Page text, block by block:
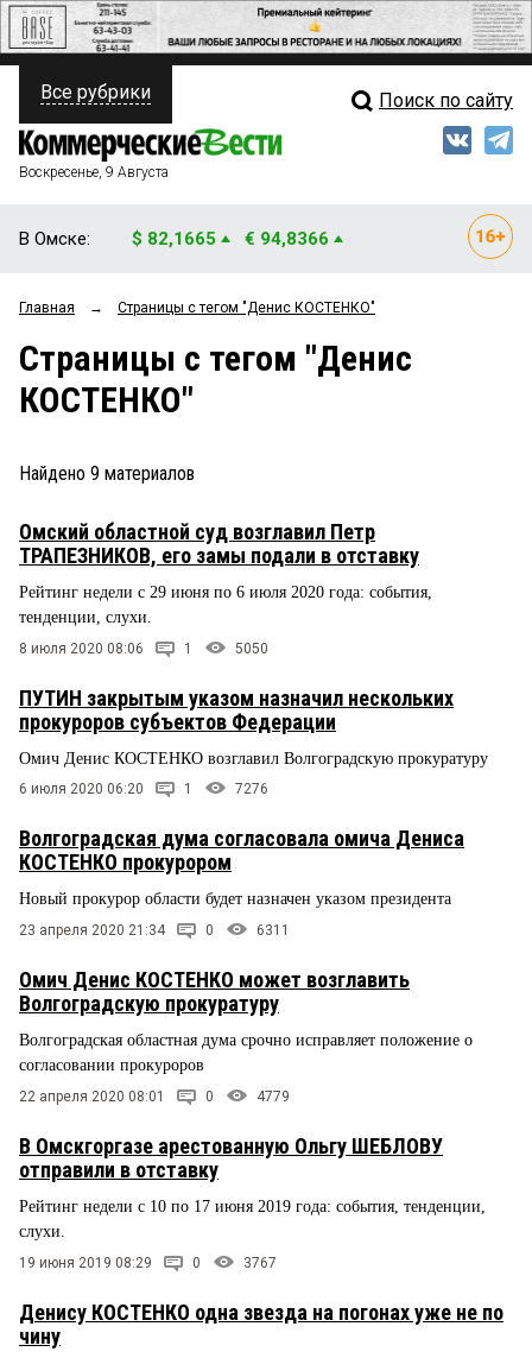
ПОЛИТИКА
ФИНАНСЫ
ОБЩЕСТВО
ЗАКОН
ПРОИСШЕСТВИЯ
СТИЛЬ ЖИЗНИ
Свежий выпуск
Мнения
Рейтинги
Все рубрики Поиск по сайту
Воскресенье, 9 Августа
В Омске: $ 82,1665 € 94,8366
Главная → Страницы c тегом "Денис КОСТЕНКО"
Страницы c тегом "Денис
КОСТЕНКО"
Найдено 9 материалов
Омский областной суд возглавил Петр
ТРАПЕЗНИКОВ, его замы подали в отставку
Рейтинг недели с 29 июня по 6 июля 2020 года: события,
тенденции, слухи.
8 июля 2020 08:06 1 5050
ПУТИН закрытым указом назначил нескольких
прокуроров субъектов Федерации
Омич Денис КОСТЕНКО возглавил Волгоградскую прокуратуру
6 июля 2020 06:20 1 7276
Волгоградская дума согласовала омича Дениса
КОСТЕНКО прокурором
Новый прокурор области будет назначен указом президента
23 апреля 2020 21:34 0 6311
Омич Денис КОСТЕНКО может возглавить
Волгоградскую прокуратуру
Волгоградская областная дума срочно исправляет положение о
согласовании прокуроров
22 апреля 2020 08:01 0 4779
В Омскгоргазе арестованную Ольгу ШЕБЛОВУ
отправили в отставку
Рейтинг недели с 10 по 17 июня 2019 года: события, тенденции,
слухи.
19 июня 2019 08:29 0 3767
Денису КОСТЕНКО одна звезда на погонах уже не по
чину